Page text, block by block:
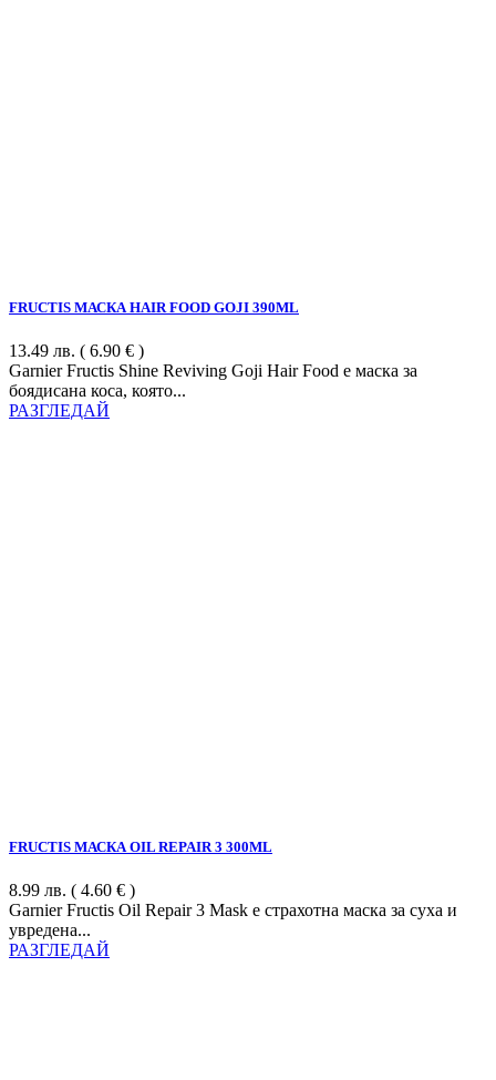
FRUCTIS МАСКА HAIR FOOD GOJI 390ML
13.49 лв. ( 6.90 € )
Garnier Fructis Shine Reviving Goji Hair Food е маска за
боядисана коса, която...
РАЗГЛЕДАЙ
FRUCTIS МАСКА OIL REPAIR 3 300ML
8.99 лв. ( 4.60 € )
Garnier Fructis Oil Repair 3 Mask е страхотна маска за суха и
увредена...
РАЗГЛЕДАЙ